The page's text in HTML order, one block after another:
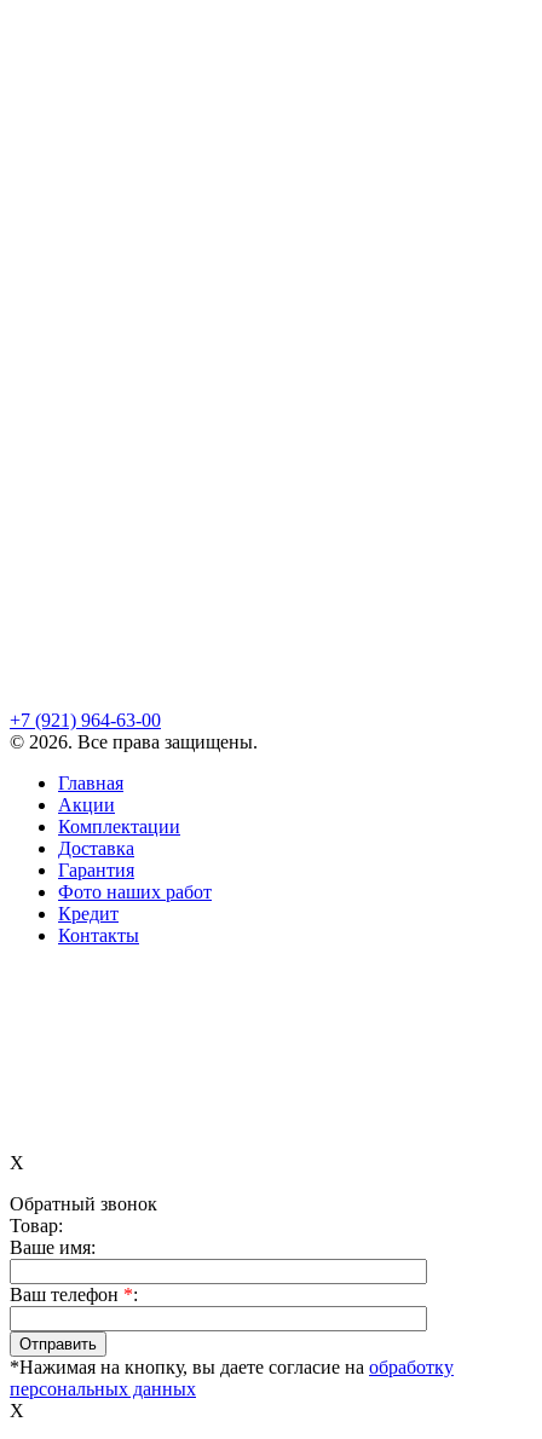
+7 (921) 964-63-00
© 2026. Все права защищены.
Главная
Акции
Комплектации
Доставка
Гарантия
Фото наших работ
Кредит
Контакты
X
Обратный звонок
Товар:
Ваше имя:
Ваш телефон *:
*Нажимая на кнопку, вы даете согласие на обработку
персональных данных
X